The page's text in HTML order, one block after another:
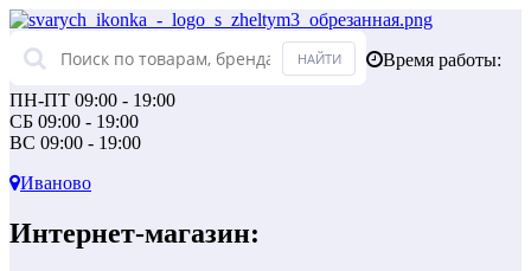
Время работы:
ПН-ПТ 09:00 - 19:00
СБ 09:00 - 19:00
ВС 09:00 - 19:00
Иваново
Интернет-магазин: